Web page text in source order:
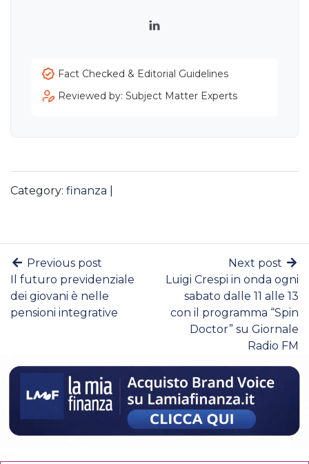
LinkedIn
Fact Checked & Editorial Guidelines
Reviewed by: Subject Matter Experts
Category: finanza
Previous post
Il futuro previdenziale
dei giovani è nelle
pensioni integrative
Next post
Luigi Crespi in onda ogni
sabato dalle 11 alle 13
con il programma “Spin
Doctor” su Giornale
Radio FM